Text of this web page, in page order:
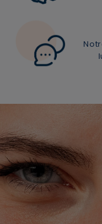
En renseignant
recevoir des
Rivadouce et